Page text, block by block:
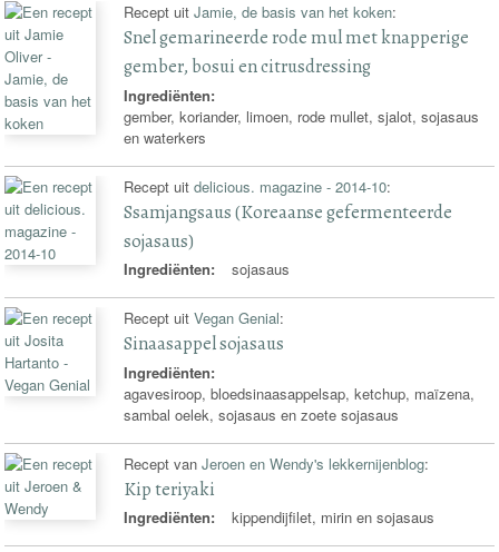
Recept uitJamie, de basis van het koken:
Snel gemarineerde rode mul met knapperige
gember, bosui en citrusdressing
Ingrediënten:
gember, koriander, limoen, rode mullet, sjalot, sojasaus
en waterkers
Recept uitdelicious. magazine - 2014-10:
Ssamjangsaus (Koreaanse gefermenteerde
sojasaus)
Ingrediënten: sojasaus
Recept uitVegan Genial:
Sinaasappel sojasaus
Ingrediënten:
agavesiroop, bloedsinaasappelsap, ketchup, maïzena,
sambal oelek, sojasaus en zoete sojasaus
Recept vanJeroen en Wendy's lekkernijenblog:
Kip teriyaki
Ingrediënten: kippendijfilet, mirin en sojasaus